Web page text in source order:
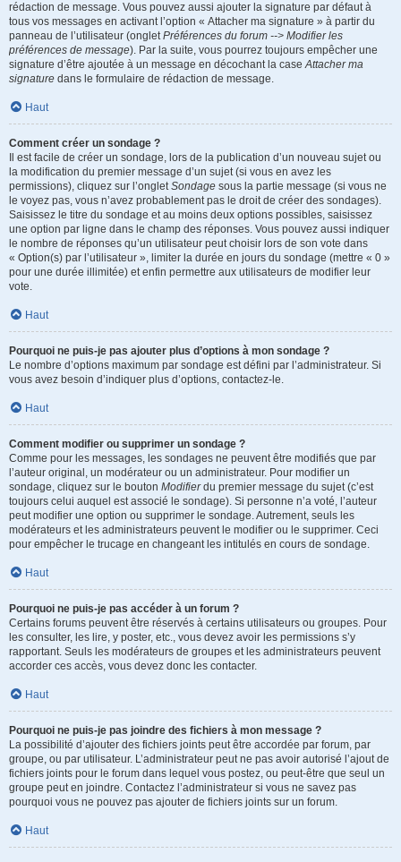
rédaction de message. Vous pouvez aussi ajouter la signature par défaut à
tous vos messages en activant l’option « Attacher ma signature » à partir du
panneau de l’utilisateur (ongletPréférences du forum --> Modifier les
préférences de message). Par la suite, vous pourrez toujours empêcher une
signature d’être ajoutée à un message en décochant la caseAttacher ma
signature dans le formulaire de rédaction de message.
Haut
Comment créer un sondage ?
Il est facile de créer un sondage, lors de la publication d’un nouveau sujet ou
la modification du premier message d’un sujet (si vous en avez les
permissions), cliquez sur l’ongletSondage sous la partie message (si vous ne
le voyez pas, vous n’avez probablement pas le droit de créer des sondages).
Saisissez le titre du sondage et au moins deux options possibles, saisissez
une option par ligne dans le champ des réponses. Vous pouvez aussi indiquer
le nombre de réponses qu’un utilisateur peut choisir lors de son vote dans
« Option(s) par l’utilisateur », limiter la durée en jours du sondage (mettre « 0 »
pour une durée illimitée) et enfin permettre aux utilisateurs de modifier leur
vote.
Haut
Pourquoi ne puis-je pas ajouter plus d’options à mon sondage ?
Le nombre d’options maximum par sondage est défini par l’administrateur. Si
vous avez besoin d’indiquer plus d’options, contactez-le.
Haut
Comment modifier ou supprimer un sondage ?
Comme pour les messages, les sondages ne peuvent être modifiés que par
l’auteur original, un modérateur ou un administrateur. Pour modifier un
sondage, cliquez sur le bouton Modifierdu premier message du sujet (c’est
toujours celui auquel est associé le sondage). Si personne n’a voté, l’auteur
peut modifier une option ou supprimer le sondage. Autrement, seuls les
modérateurs et les administrateurs peuvent le modifier ou le supprimer. Ceci
pour empêcher le trucage en changeant les intitulés en cours de sondage.
Haut
Pourquoi ne puis-je pas accéder à un forum ?
Certains forums peuvent être réservés à certains utilisateurs ou groupes. Pour
les consulter, les lire, y poster, etc., vous devez avoir les permissions s’y
rapportant. Seuls les modérateurs de groupes et les administrateurs peuvent
accorder ces accès, vous devez donc les contacter.
Haut
Pourquoi ne puis-je pas joindre des fichiers à mon message ?
La possibilité d’ajouter des fichiers joints peut être accordée par forum, par
groupe, ou par utilisateur. L’administrateur peut ne pas avoir autorisé l’ajout de
fichiers joints pour le forum dans lequel vous postez, ou peut-être que seul un
groupe peut en joindre. Contactez l’administrateur si vous ne savez pas
pourquoi vous ne pouvez pas ajouter de fichiers joints sur un forum.
Haut